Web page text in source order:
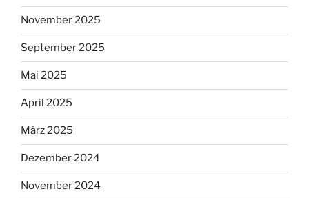
November 2025
September 2025
Mai 2025
April 2025
März 2025
Dezember 2024
November 2024